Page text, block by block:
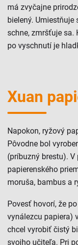
má zvyčajne
bielený. Umiestňuje
schne, zmršťuje sa.
po vyschnutí je
Xuan
Napokon, ryžový
Pôvodne bol
(príbuzný brestu).
papierenského
moruša, bambus a
Povesť hovorí, že
vynálezcu papiera)
chcel vyrobiť čistý
svojho učiteľa. Pri